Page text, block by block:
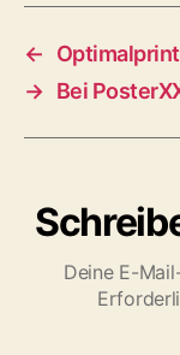
←
→ Bei
Deine E-